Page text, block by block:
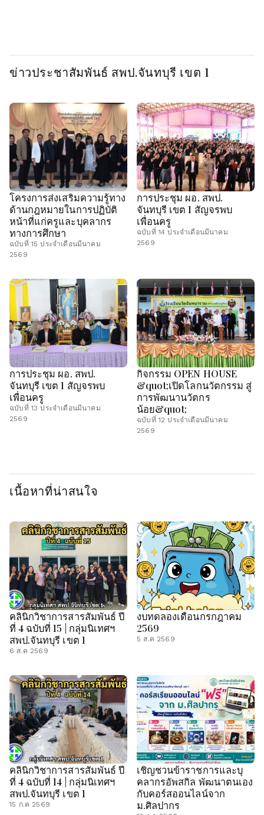
ข่าวประชาสัมพันธ์ สพป.จันทบุรี เขต 1
โครงการส่งเสริมความรู้ทาง
ด้านกฎหมายในการปฏิบัติ
หน้าที่แก่ครูและบุคลากร
ทางการศึกษา
ฉบับที่ 15 ประจำเดือนมีนาคม
2569
การประชุม ผอ. สพป.
จันทบุรี เขต 1 สัญจรพบ
เพื่อนครู
ฉบับที่ 14 ประจำเดือนมีนาคม
2569
การประชุม ผอ. สพป.
จันทบุรี เขต 1 สัญจรพบ
เพื่อนครู
ฉบับที่ 13 ประจำเดือนมีนาคม
2569
กิจกรรม OPEN HOUSE
&quot;เปิดโลกนวัตกรรม สู่
การพัฒนานวัตกร
น้อย&quot;
ฉบับที่ 12 ประจำเดือนมีนาคม
2569
เนื้อหาที่น่าสนใจ
คลินิกวิชาการสารสัมพันธ์ ปี
ที่ 4 ฉบับที่ 15 | กลุ่มนิเทศฯ
สพป.จันทบุรี เขต 1
6 ส.ค 2569
งบทดลองเดือนกรกฎาคม
2569
5 ส.ค 2569
คลินิกวิชาการสารสัมพันธ์ ปี
ที่ 4 ฉบับที่ 14 | กลุ่มนิเทศฯ
สพป.จันทบุรี เขต 1
15 ก.ค 2569
เชิญชวนข้าราชการและบุ
คลากรอัพสกิล พัฒนาตนเอง
กับคอร์สออนไลน์จาก
ม.ศิลปากร